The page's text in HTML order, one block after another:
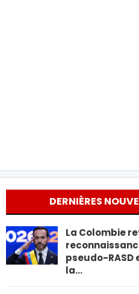
DERNIÈRES
La Colombie
pseudo-
la…